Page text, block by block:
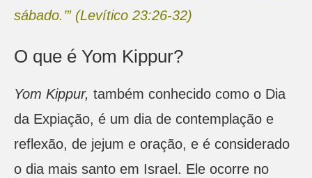
sábado.’” (Levítico 23:26-32)
O que é Yom Kippur?
Yom Kippur, também conhecido como o Dia
da Expiação, é um dia de contemplação e
reflexão, de jejum e oração, e é considerado
o dia mais santo em Israel. Ele ocorre no